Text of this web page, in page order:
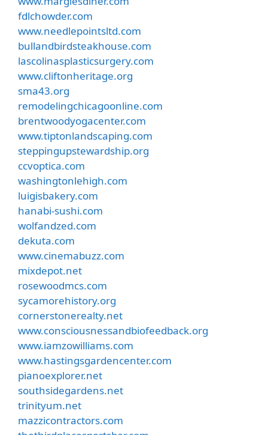
fdlchowder.com
www.needlepointsltd.com
bullandbirdsteakhouse.com
lascolinasplasticsurgery.com
www.cliftonheritage.org
sma43.org
remodelingchicagoonline.com
brentwoodyogacenter.com
www.tiptonlandscaping.com
steppingupstewardship.org
ccvoptica.com
washingtonlehigh.com
luigisbakery.com
hanabi-sushi.com
wolfandzed.com
dekuta.com
www.cinemabuzz.com
mixdepot.net
rosewoodmcs.com
sycamorehistory.org
cornerstonerealty.net
www.consciousnessandbiofeedback.org
www.iamzowilliams.com
www.hastingsgardencenter.com
pianoexplorer.net
southsidegardens.net
trinityum.net
mazzicontractors.com